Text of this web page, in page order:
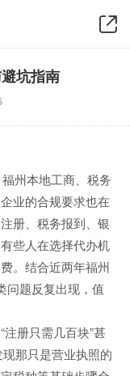
坑指南
州本地工商、税务
业的合规要求也在
册、税务报到、银
些人在选择代办机
。结合近两年福州
问题反复出现，值
册只需几百块”甚
那只是营业执照的